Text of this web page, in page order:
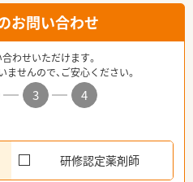
お問い合わせ
わせいただけます。
せんので、ご安心ください。
3
4
研修認定薬剤師